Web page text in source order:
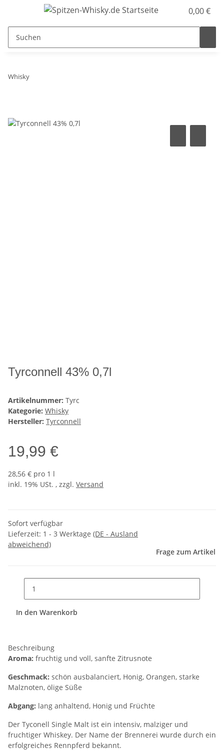
0,00 €
Whisky
Tyrconnell 43% 0,7l
Artikelnummer: Tyrc
Kategorie: Whisky
Hersteller: Tyrconnell
19,99 €
28,56 € pro 1 l
inkl. 19% USt. , zzgl. Versand
Sofort verfügbar
Lieferzeit: 1 - 3 Werktage (DE - Ausland
abweichend)
Frage zum Artikel
In den Warenkorb
Beschreibung
Aroma: fruchtig und voll, sanfte Zitrusnote
Geschmack: schön ausbalanciert, Honig, Orangen, starke
Malznoten, ölige Süße
Abgang: lang anhaltend, Honig und Früchte
Der Tyconell Single Malt ist ein intensiv, malziger und
fruchtiger Whiskey. Der Name der Brennerei wurde durch ein
erfolgreiches Rennpferd bekannt.